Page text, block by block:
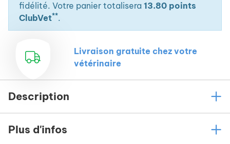
fidélité. Votre panier totalisera 13.80 points
ClubVet**.
Livraison gratuite chez votre
vétérinaire
Description
Plus d'infos